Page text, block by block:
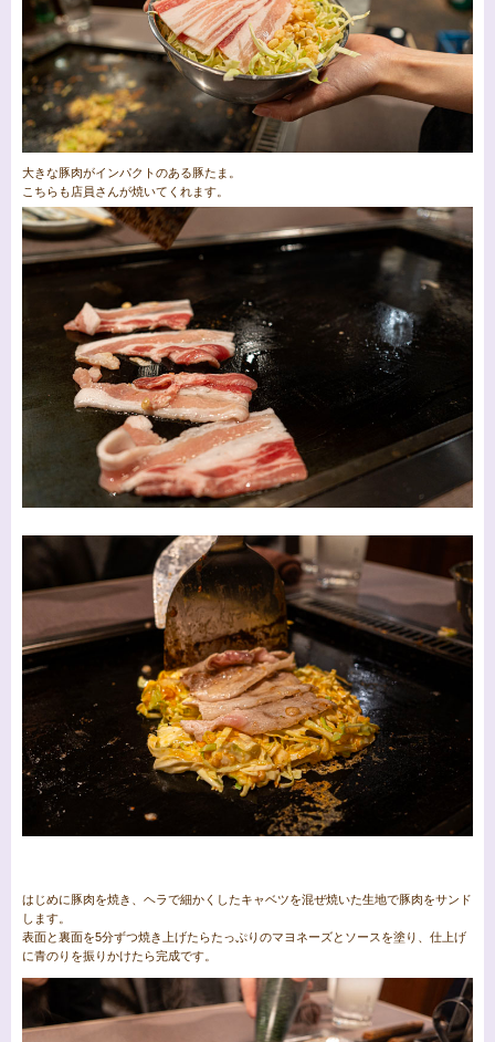
大きな豚肉がインパクトのある豚たま。
こちらも店員さんが焼いてくれます。
はじめに豚肉を焼き、ヘラで細かくしたキャベツを混ぜ焼いた生地で豚肉をサンド
します。
表面と裏面を5分ずつ焼き上げたらたっぷりのマヨネーズとソースを塗り、仕上げ
に青のりを振りかけたら完成です。